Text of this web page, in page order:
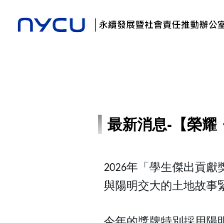
最新消息-【榮耀
2026年「學生傑出貢獻
與陽明交大的土地故事